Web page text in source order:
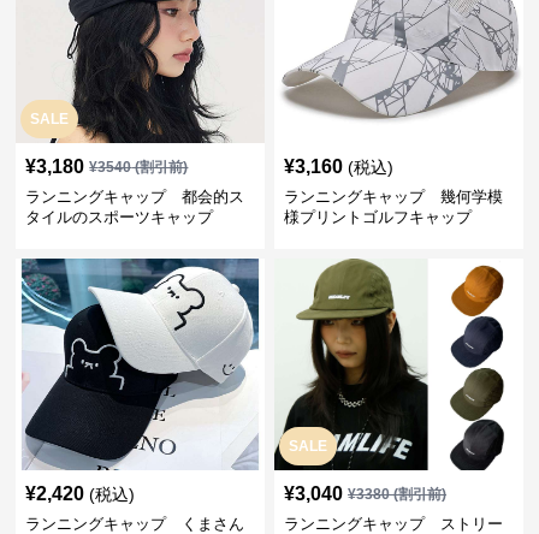
SALE
¥3,180 ¥3540(割引前)
ランニングキャップ 都会的ス
タイルのスポーツキャップ
¥3,160 (税込)
ランニングキャップ 幾何学模
様プリントゴルフキャップ
¥2,420 (税込)
ランニングキャップ くまさん
SALE
¥3,040 ¥3380(割引前)
ランニングキャップ ストリー